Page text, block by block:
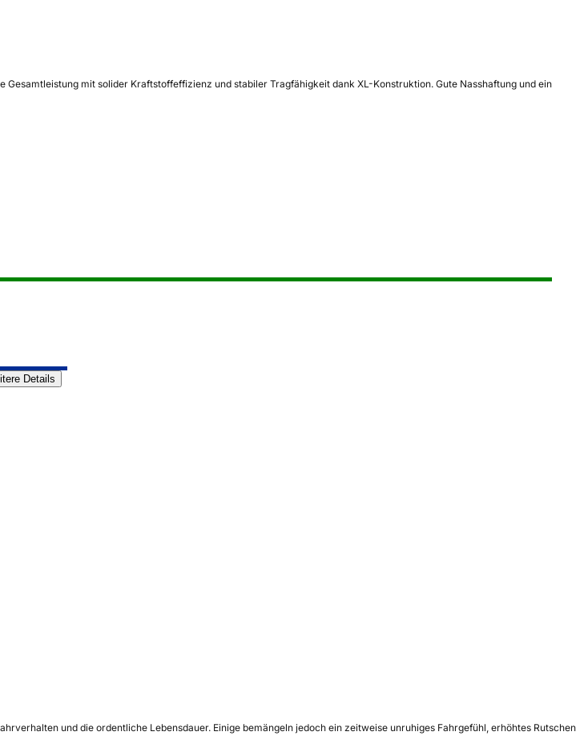
Gesamtleistung mit solider Kraftstoffeffizienz und stabiler Tragfähigkeit dank XL-Konstruktion. Gute Nasshaftung und ein
Details
und die ordentliche Lebensdauer. Einige bemängeln jedoch ein zeitweise unruhiges Fahrgefühl, erhöhtes Rutschen